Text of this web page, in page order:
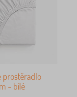
prostěradlo
- bílé